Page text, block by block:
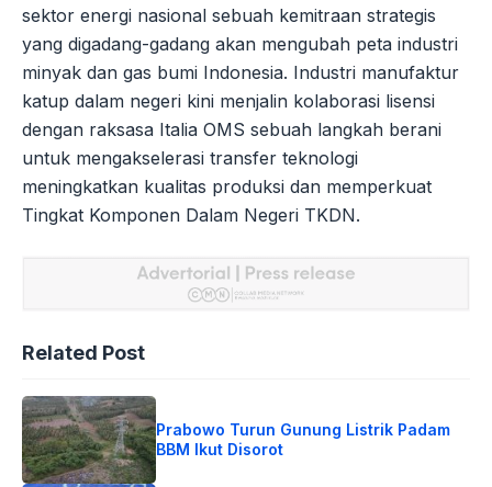
sektor energi nasional sebuah kemitraan strategis
yang digadang-gadang akan mengubah peta industri
minyak dan gas bumi Indonesia. Industri manufaktur
katup dalam negeri kini menjalin kolaborasi lisensi
dengan raksasa Italia OMS sebuah langkah berani
untuk mengakselerasi transfer teknologi
meningkatkan kualitas produksi dan memperkuat
Tingkat Komponen Dalam Negeri TKDN.
Related Post
Prabowo Turun Gunung Listrik Padam
BBM Ikut Disorot